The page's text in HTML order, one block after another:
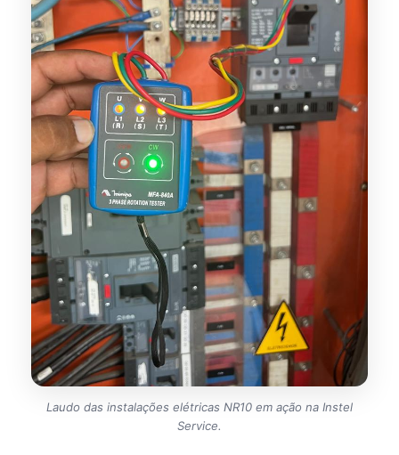
Laudo das instalações elétricas NR10 em ação na Instel
Service.